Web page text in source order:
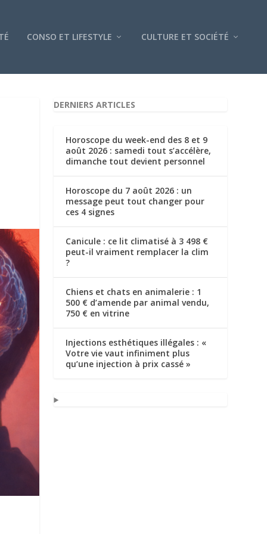
CONSO ET LIFESTYLE CULTURE ET SOCIÉTÉ
DERNIERS ARTICLES
Horoscope du week-end des 8 et 9
août 2026 : samedi tout s’accélère,
dimanche tout devient personnel
Horoscope du 7 août 2026 : un
message peut tout changer pour
ces 4 signes
Canicule : ce lit climatisé à 3 498 €
peut-il vraiment remplacer la clim
?
Chiens et chats en animalerie : 1
500 € d’amende par animal vendu,
750 € en vitrine
Injections esthétiques illégales : «
Votre vie vaut infiniment plus
qu’une injection à prix cassé »